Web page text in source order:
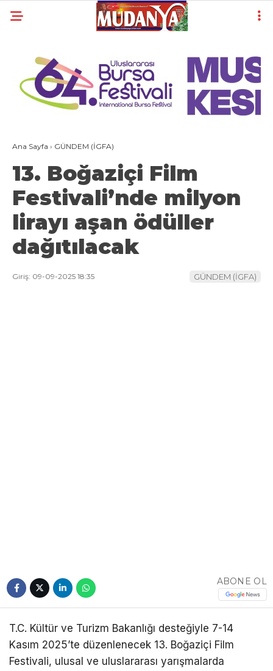
30°
YAZARLAR
YEREL
SİYASET
ÖZEL HABER
EKONOMİ
AKTÜEL
EĞİTİM
Ana Sayfa › GÜNDEM (İGFA)
13. Boğaziçi Film
Festivali’nde milyon
lirayı aşan ödüller
dağıtılacak
Giriş: 09-09-2025 18:35 GÜNDEM (İGFA)
ABONE OL
T.C. Kültür ve Turizm Bakanlığı desteğiyle 7-14
Kasım 2025’te düzenlenecek 13. Boğaziçi Film
Festivali, ulusal ve uluslararası yarışmalarda